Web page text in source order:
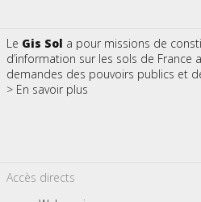
Le Gis Sol a pour missions de
d’information sur les sols de France
demandes des pouvoirs publics et
> En savoir plus
Accès directs